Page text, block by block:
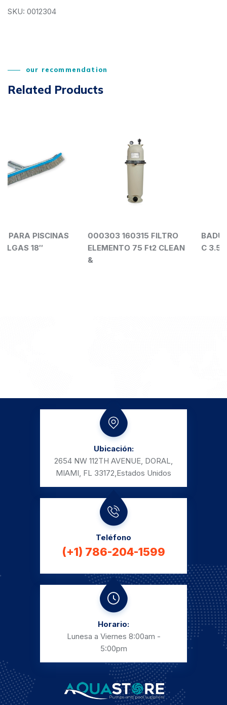
SKU: 0012304
our recommendation
Related Products
000303 160315 FILTRO
ELEMENTO 75 Ft2 CLEAN
BADUSTREAM II
C 3.5 HP 230V
Ubicación:
2654 NW 112TH AVENUE, DORAL,
MIAMI, FL 33172, Estados Unidos
Teléfono
(+1) 786-204-1599
Horario:
Lunesa a Viernes 8:00am -
5:00pm